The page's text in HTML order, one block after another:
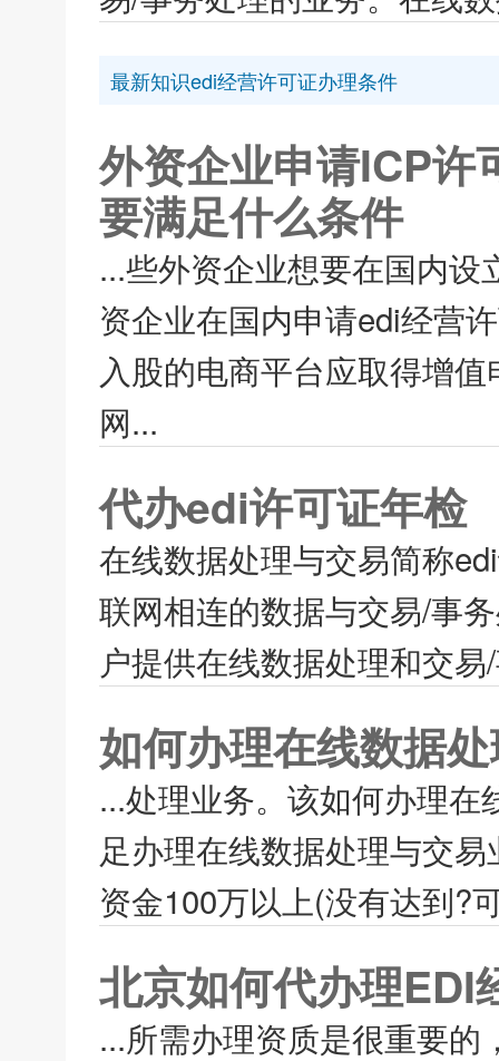
最新知识edi经营许可证办理条件
外资企业申请ICP许
要满足什么条件
...些外资企业想要在国内
资企业在国内申请edi经营
入股的电商平台应取得增
网...
代办edi许可证年检
在线数据处理与交易简称
联网相连的数据与交易/事
户提供在线数据处理和交
如何办理在线数据
...处理业务。该如何办理
足办理在线数据处理与交
资金100万以上(没有达到?
北京如何代办理EDI
...所需办理资质是很重要